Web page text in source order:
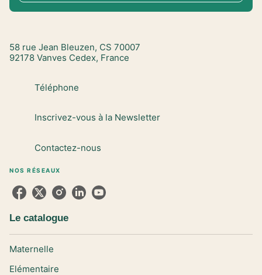
58 rue Jean Bleuzen, CS 70007
92178 Vanves Cedex, France
Téléphone
Inscrivez-vous à la Newsletter
Contactez-nous
NOS RÉSEAUX
Le catalogue
Maternelle
Elémentaire